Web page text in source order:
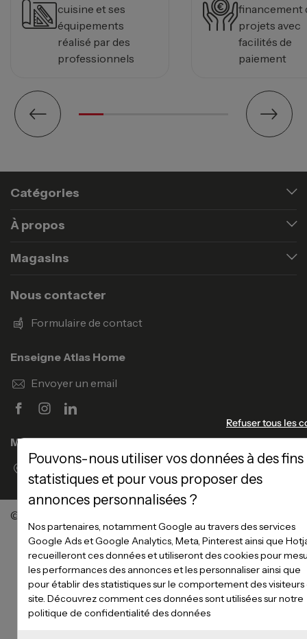
cuisine et ses
équipements
réalisé par des
professionnels
financement
projets avec
facilités de
paiement
Catégories
À propos
Magasins
Nous contacter
Formulaire de contact
Enseigne Atlas Home
Envoyer un email
Magasins
©Meubles Atlas / Atlas Newco
Refuser tous les
Pouvons-nous utiliser vos données à des fins
statistiques et pour vous proposer des
annonces personnalisées ?
Nos partenaires, notamment Google au travers des services
Google Ads et Google Analytics, Meta, Pinterest ainsi que
recueilleront ces données et utiliseront des cookies pour
les performances des annonces et les personnaliser ainsi que
pour établir des statistiques sur le comportement des visiteurs
site. Découvrez comment ces données sont utilisées sur notre
politique de confidentialité des données